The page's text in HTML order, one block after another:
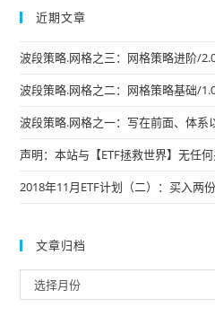
近期文章
波段策略.网格之三：网格策略进阶/
波段策略.网格之二：网格策略基础/
波段策略.网格之一：写在前面、体系
声明：本站与【ETF拯救世界】无任何
2018年11月ETF计划（二）：买入两份
文章归档
章
选择月份